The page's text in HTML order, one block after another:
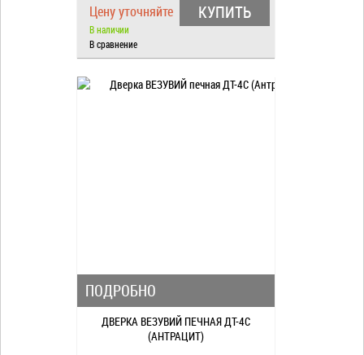
Цену уточняйте
В наличии
КУПИТЬ
В сравнение
ПОДРОБНО
ДВЕРКА ВЕЗУВИЙ ПЕЧНАЯ ДТ-4С
(АНТРАЦИТ)